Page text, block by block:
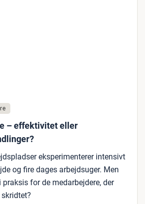
– effektivitet eller
eksperimenterer intensivt
og fire dages arbejdsuger. Men
praksis for de medarbejdere, der